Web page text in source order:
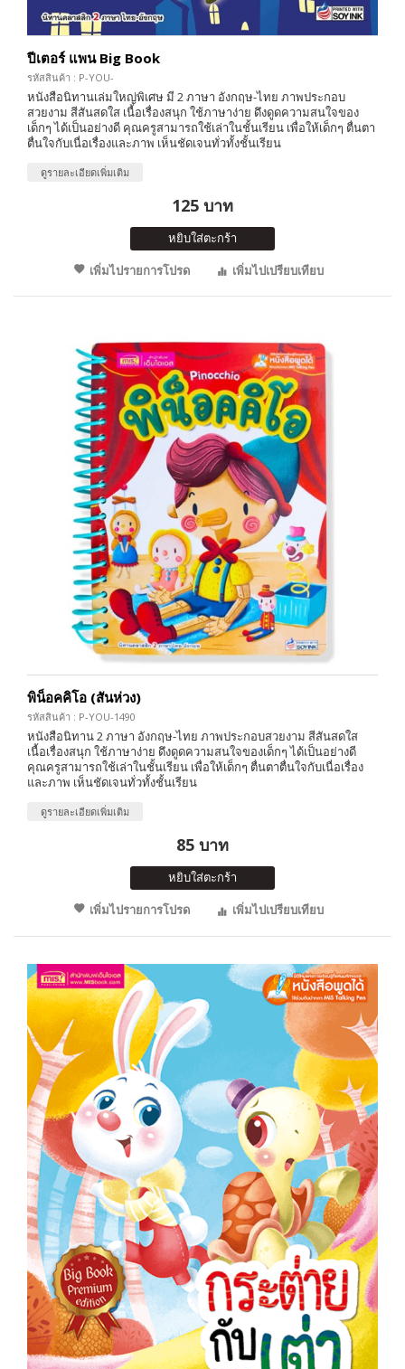
ปีเตอร์ แพน Big Book
รหัสสินค้า : P-YOU-
หนังสือนิทานเล่มใหญ่พิเศษ มี 2 ภาษา อังกฤษ-ไทย ภาพประกอบ
สวยงาม สีสันสดใส เนื้อเรื่องสนุก ใช้ภาษาง่าย ดึงดูดความสนใจของ
เด็กๆ ได้เป็นอย่างดี คุณครูสามารถใช้เล่าในชั้นเรียน เพื่อให้เด็กๆ ตื่นตา
ตื่นใจกับเนื่อเรื่องและภาพ เห็นชัดเจนทั่วทั้งชั้นเรียน
ดูรายละเอียดเพิ่มเติม
125 บาท
หยิบใส่ตะกร้า
เพิ่มไปรายการโปรด
เพิ่มไปเปรียบเทียบ
พิน็อคคิโอ (สันห่วง)
รหัสสินค้า : P-YOU-1490
หนังสือนิทาน 2 ภาษา อังกฤษ-ไทย ภาพประกอบสวยงาม สีสันสดใส
เนื้อเรื่องสนุก ใช้ภาษาง่าย ดึงดูดความสนใจของเด็กๆ ได้เป็นอย่างดี
คุณครูสามารถใช้เล่าในชั้นเรียน เพื่อให้เด็กๆ ตื่นตาตื่นใจกับเนื่อเรื่อง
และภาพ เห็นชัดเจนทั่วทั้งชั้นเรียน
ดูรายละเอียดเพิ่มเติม
85 บาท
หยิบใส่ตะกร้า
เพิ่มไปรายการโปรด
เพิ่มไปเปรียบเทียบ